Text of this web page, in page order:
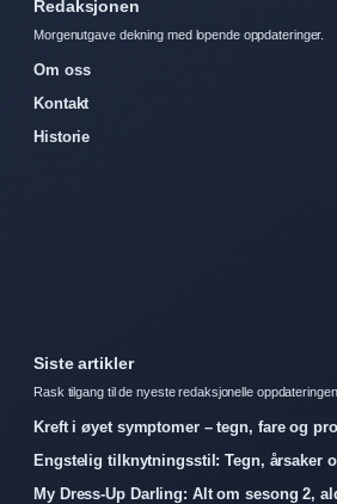
Redaksjonen
Morgenutgave dekning med lopende oppdateringer.
Om oss
Kontakt
Historie
Siste artikler
Rask tilgang til de nyeste redaksjonelle
Kreft i øyet symptomer – tegn, fare og
Engstelig tilknytningsstil: Tegn, årsaker
My Dress-Up Darling: Alt om sesong 2,